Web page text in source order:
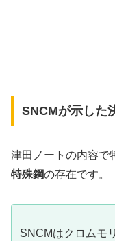
SNCMが示した
津田ノートの内容で
特殊鋼の存在です。
SNCMはクロムモ